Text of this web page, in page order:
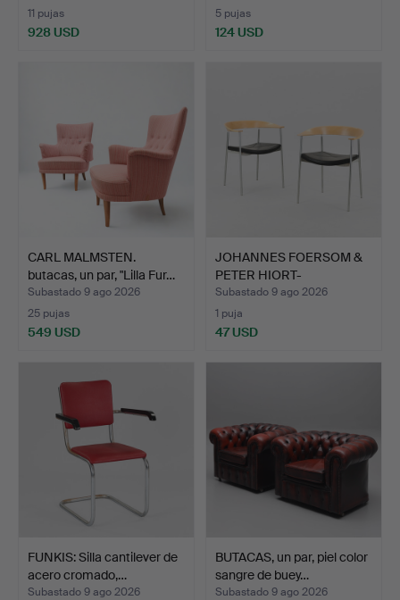
11 pujas
928 USD
5 pujas
124 USD
CARL MALMSTEN.
butacas, un par, "Lilla Fur…
Subastado 9 ago 2026
25 pujas
549 USD
JOHANNES FOERSOM &
PETER HIORT-
LORENZEN. P…
Subastado 9 ago 2026
1 puja
47 USD
FUNKIS: Silla cantilever de
acero cromado,…
Subastado 9 ago 2026
BUTACAS, un par, piel color
sangre de buey…
Subastado 9 ago 2026